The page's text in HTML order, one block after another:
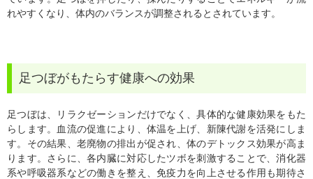
れやすくなり、体内のバランスが調整されるとされています。
足つぼがもたらす健康への効果
足つぼは、リラクゼーションだけでなく、具体的な健康効果をもた
らします。血流の促進により、体温を上げ、新陳代謝を活発にしま
す。その結果、老廃物の排出が促され、体のデトックス効果が高ま
ります。さらに、各内臓に対応したツボを刺激することで、消化器
系や呼吸器系などの働きを整え、免疫力を向上させる作用も期待さ